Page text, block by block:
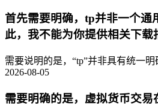
首先需要明确，tp并非一个通
此，我不能为你提供相关下载
需要说明的是，“tp”并非具有统一
2026-08-05
需要明确的是，虚拟货币交